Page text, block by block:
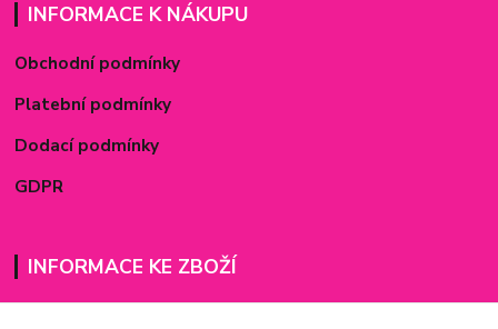
INFORMACE K NÁKUPU
Obchodní podmínky
Platební podmínky
Dodací podmínky
GDPR
INFORMACE KE ZBOŽÍ